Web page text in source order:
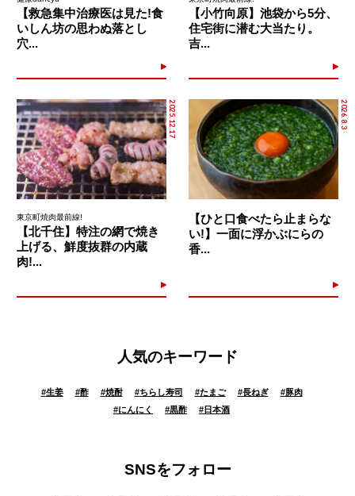
【救急集中治療医は見た!食
いしん坊の思わぬ落とし
穴...
【小竹向原】池袋から5分、
住宅街に潜む大当たり。
吉...
2025.12.17
東京町焼肉最前線!
【北千住】特注の網で焼き
上げる、鮮度抜群の内蔵
肉!...
2026.8.3
【ひと口食べたら止まらな
い!】一面に浮かぶにらの
香...
人気のキーワード
#生姜 #酢 #焼酎 #ちらし寿司 #たまご #長ねぎ #豚肉
#にんにく #黒酢 # 日本酒
SNSをフォロー